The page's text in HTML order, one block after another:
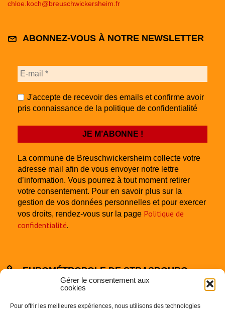
Gérer le consentement aux
cookies
Pour offrir les meilleures expériences, nous utilisons des technologies
chloe.koch@breuschwickersheim.fr
ABONNEZ-VOUS À NOTRE NEWSLETTER
J'accepte de recevoir des emails et confirme avoir
pris connaissance de la politique de confidentialité
La commune de Breuschwickersheim collecte votre
adresse mail afin de vous envoyer notre lettre
d’information. Vous pourrez à tout moment retirer
votre consentement. Pour en savoir plus sur la
gestion de vos données personnelles et pour exercer
vos droits, rendez-vous sur la page Politique de
confidentialité.
EUROMÉTROPOLE DE STRASBOURG